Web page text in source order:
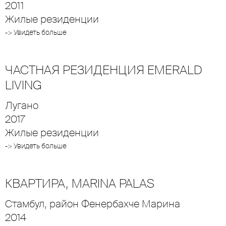
2011
Жилые резиденции
-> Увидеть больше
ЧАСТНАЯ РЕЗИДЕНЦИЯ EMERALD
LIVING
Лугано
2017
Жилые резиденции
-> Увидеть больше
КВАРТИРА, MARINA PALAS
Стамбул, район Фенербахче Марина
2014